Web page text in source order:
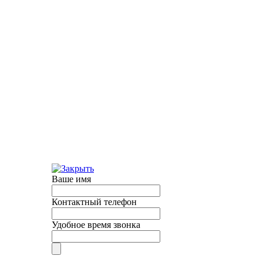
Ваше имя
Контактный телефон
Удобное время звонка